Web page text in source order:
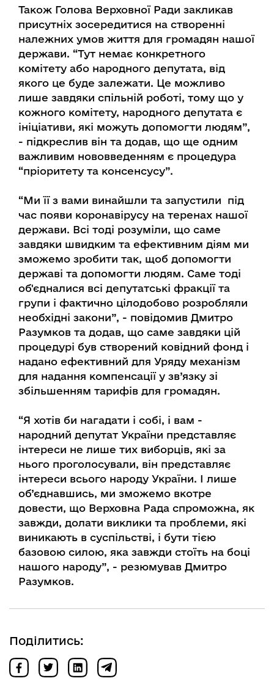
Також Голова Верховної Ради закликав
присутніх зосередитися на створенні
належних умов життя для громадян нашої
держави. “Тут немає конкретного
комітету або народного депутата, від
якого це буде залежати. Це можливо
лише завдяки спільній роботі, тому що у
кожного комітету, народного депутата є
ініціативи, які можуть допомогти людям”,
- підкреслив він та додав, що ще одним
важливим нововведенням є процедура
“пріоритету та консенсусу”.
“Ми її з вами винайшли та запустили під
час появи коронавірусу на теренах нашої
держави. Всі тоді розуміли, що саме
завдяки швидким та ефективним діям ми
зможемо зробити так, щоб допомогти
державі та допомогти людям. Саме тоді
об'єдналися всі депутатські фракції та
групи і фактично цілодобово розробляли
необхідні закони”, - повідомив Дмитро
Разумков та додав, що саме завдяки цій
процедурі був створений ковідний фонд і
надано ефективний для Уряду механізм
для надання компенсації у зв’язку зі
збільшенням тарифів для громадян.
“Я хотів би нагадати і собі, і вам -
народний депутат України представляє
інтереси не лише тих виборців, які за
нього проголосували, він представляє
інтереси всього народу України. І лише
об’єднавшись, ми зможемо вкотре
довести, що Верховна Рада спроможна, як
завжди, долати виклики та проблеми, які
виникають в суспільстві, і бути тією
базовою силою, яка завжди стоїть на боці
нашого народу”, - резюмував Дмитро
Разумков.
Поділитись: